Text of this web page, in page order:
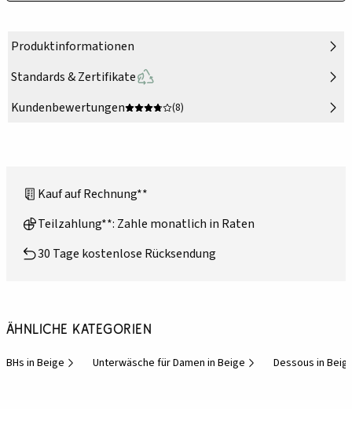
Produktinformationen
Standards & Zertifikate
Kundenbewertungen
(8)
Kauf auf Rechnung**
Teilzahlung**: Zahle monatlich in Raten
30 Tage kostenlose Rücksendung
Ähnliche Kategorien
BHs in Beige Unterwäsche für Damen in Beige Dessous in